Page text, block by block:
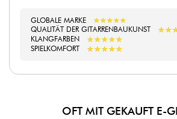
GLOBALE MARKE ★★★★★
★★★★★
QUALITÄT DER GITARRENBAUKUNST
★★
★★
KLANGFARBEN ★★★★★
★★★★★
SPIELKOMFORT ★★★★★
★★★★★
OFT MIT GEKAUFT E-